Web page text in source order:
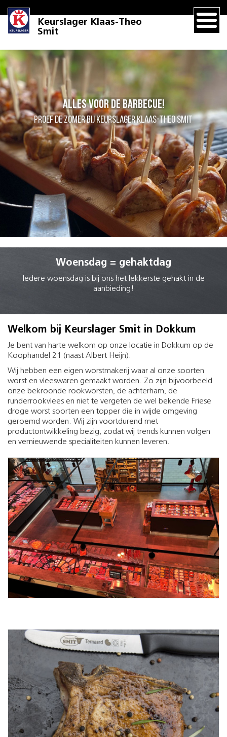
Keurslager Klaas-Theo
Smit
Alles voor de barbecue!
Proef de zomer bij keurslager Klaas-Theo Smit
Woensdag = gehaktdag
Iedere woensdag is bij ons het lekkerste gehakt in de
aanbieding!
Welkom bij Keurslager Smit in Dokkum
Je bent van harte welkom op onze locatie in Dokkum op de
Koophandel 21 (naast Albert Heijn).
Wij hebben een eigen worstmakerij waar al onze soorten
worst en vleeswaren gemaakt worden. Zo zijn bijvoorbeeld
onze bekroonde rookworsten, de achterham, de
runderrookvlees en niet te vergeten de wel bekende Friese
droge worst soorten een topper die in wijde omgeving
geroemd worden. Wij zijn voortdurend met
productontwikkeling bezig, zodat wij trends kunnen volgen
en vernieuwende specialiteiten kunnen leveren.